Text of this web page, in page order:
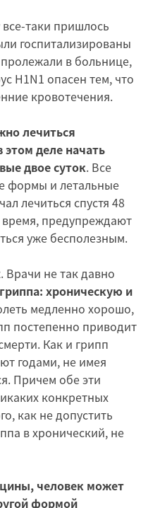
таки пришлось
госпитализированы
в больнице,
H1N1 опасен тем, что
кровотечения.
лечиться
этом деле начать
двое суток. Все
формы и летальные
лечиться спустя 48
время, предупреждают
уже бесполезным.
. Врачи не так давно
хроническую и
медленно хорошо,
постепенно приводит
Как и грипп
годами, не имея
Причем обе эти
конкретных
как не допустить
в хронический, не
человек может
формой